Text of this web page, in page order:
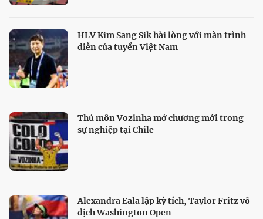
HLV Kim Sang Sik hài lòng với màn trình
diễn của tuyển Việt Nam
Thủ môn Vozinha mở chương mới trong
sự nghiệp tại Chile
Alexandra Eala lập kỳ tích, Taylor Fritz vô
địch Washington Open